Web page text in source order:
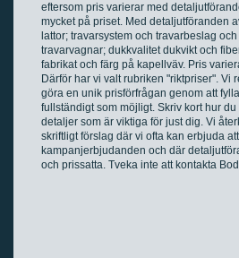
eftersom pris varierar med
mycket på priset. Med detaljutföranden
lattor; travarsystem och travarbeslag
travarvagnar; dukkvalitet dukvikt och
fabrikat och färg på kapellväv. Pris
Därför har vi valt rubriken "riktpriser". Vi
göra en unik prisförfrågan genom att
fullständigt som möjligt. Skriv kort hur
detaljer som är viktiga för just dig. Vi
skriftligt förslag där vi ofta kan erbjuda
kampanjerbjudanden och där
och prissatta. Tveka inte att kontakta